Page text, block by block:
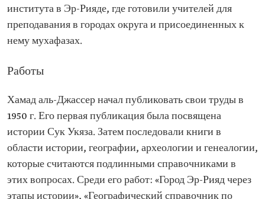
института в Эр-Рияде, где готовили учителей для
преподавания в городах округа и присоединенных к
нему мухафазах.
Работы
Хамад аль-Джассер начал публиковать свои труды в
1950 г. Его первая публикация была посвящена
истории Сук Укяза. Затем последовали книги в
области истории, географии, археологии и генеалогии,
которые считаются подлинными справочниками в
этих вопросах. Среди его работ: «Город Эр-Рияд через
этапы истории», «Географический справочник по